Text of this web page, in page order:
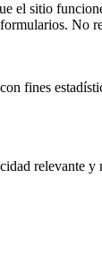
el sitio
No
fines
relevante y